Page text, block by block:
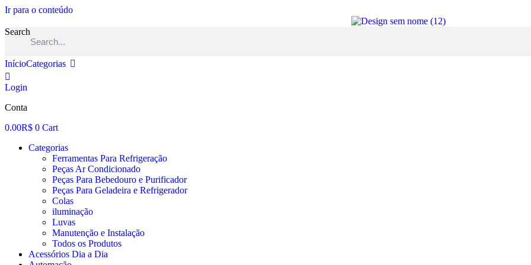
Ir para o conteúdo
Search
InícioCategorias
Login
Conta
0.00R$ 0 Cart
Categorias
Ferramentas Para Refrigeração
Peças Ar Condicionado
Peças Para Bebedouro e Purificador
Peças Para Geladeira e Refrigerador
Colas
iluminação
Luvas
Manutenção e Instalação
Todos os Produtos
Acessórios Dia a Dia